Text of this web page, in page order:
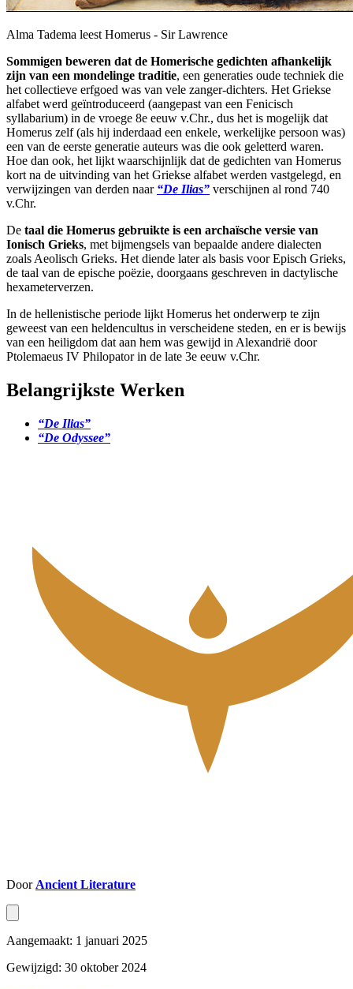
Alma Tadema leest Homerus - Sir Lawrence
Sommigen beweren dat de Homerische gedichten afhankelijk
zijn van een mondelinge traditie, een generaties oude techniek die
het collectieve erfgoed was van vele zanger-dichters. Het Griekse
alfabet werd geïntroduceerd (aangepast van een Fenicisch
syllabarium) in de vroege 8e eeuw v.Chr., dus het is mogelijk dat
Homerus zelf (als hij inderdaad een enkele, werkelijke persoon was)
een van de eerste generatie auteurs was die ook geletterd waren.
Hoe dan ook, het lijkt waarschijnlijk dat de gedichten van Homerus
kort na de uitvinding van het Griekse alfabet werden vastgelegd, en
verwijzingen van derden naar “De Ilias” verschijnen al rond 740
v.Chr.
De taal die Homerus gebruikte is een archaïsche versie van
Ionisch Grieks, met bijmengsels van bepaalde andere dialecten
zoals Aeolisch Grieks. Het diende later als basis voor Episch Grieks,
de taal van de epische poëzie, doorgaans geschreven in dactylische
hexameterverzen.
In de hellenistische periode lijkt Homerus het onderwerp te zijn
geweest van een heldencultus in verscheidene steden, en er is bewijs
van een heiligdom dat aan hem was gewijd in Alexandrië door
Ptolemaeus IV Philopator in de late 3e eeuw v.Chr.
Belangrijkste Werken
“De Ilias”
“De Odyssee”
Door Ancient Literature
Aangemaakt: 1 januari 2025
Gewijzigd: 30 oktober 2024